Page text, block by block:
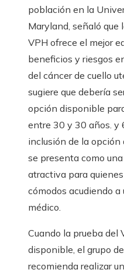
población en la
Maryland, señaló que
VPH ofrece el mejor
beneficios y riesgos
del cáncer de cuello
sugiere que debería
opción disponible
entre 30 y 30 años. y
inclusión de la opción
se presenta como
atractiva para
cómodos acudiendo
médico.
Cuando la prueba del
disponible, el grupo
recomienda realizar